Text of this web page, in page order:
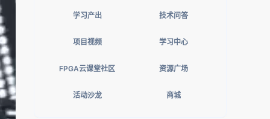
学习产出 技术问答
项目视频 学习中心
FPGA云课堂社区 资源广场
活动沙龙 商城